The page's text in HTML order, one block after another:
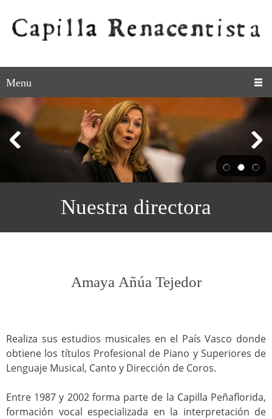
Menu
Nuestra directora
Amaya Añúa Tejedor
Realiza sus estudios musicales en el País Vasco donde
obtiene los títulos Profesional de Piano y Superiores de
Lenguaje Musical, Canto y Dirección de Coros.
Entre 1987 y 2002 forma parte de la Capilla Peñaflorida,
formación vocal especializada en la interpretación de